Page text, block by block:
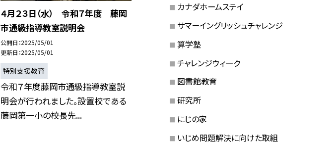
４月２３日（水） 令和７年度 藤岡
市通級指導教室説明会
公開日 2025/05/01
更新日 2025/05/01
特別支援教育
令和７年度藤岡市通級指導教室説
明会が行われました。設置校である
藤岡第一小の校長先...
カナダホームステイ
サマーイングリッシュチャレンジ
算学塾
チャレンジウィーク
図書館教育
研究所
にじの家
いじめ問題解決に向けた取組